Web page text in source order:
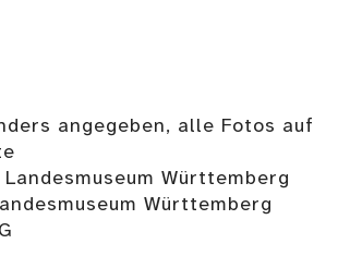
angegeben, alle Fotos auf
Württemberg
Württemberg